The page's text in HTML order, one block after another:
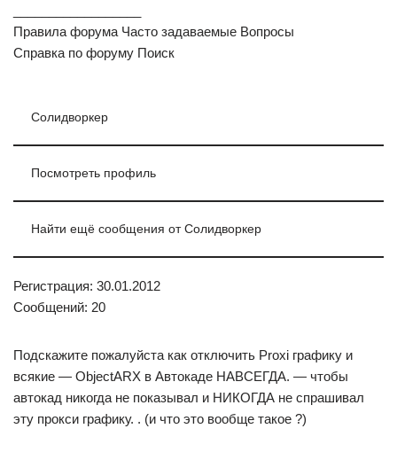
Правила форума Часто задаваемые Вопросы
Справка по форуму Поиск
Солидворкер
Посмотреть профиль
Найти ещё сообщения от Солидворкер
Регистрация: 30.01.2012
Сообщений: 20
Подскажите пожалуйста как отключить Proxi графику и
всякие — ObjectARX в Автокаде НАВСЕГДА. — чтобы
автокад никогда не показывал и НИКОГДА не спрашивал
эту прокси графику. . (и что это вообще такое ?)